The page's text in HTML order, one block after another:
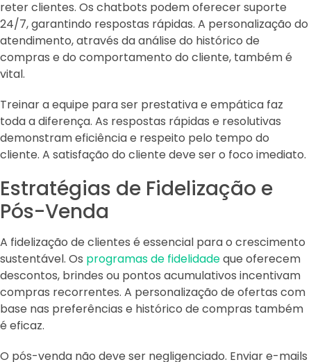
reter clientes. Os chatbots podem oferecer suporte
24/7, garantindo respostas rápidas. A personalização do
atendimento, através da análise do histórico de
compras e do comportamento do cliente, também é
vital.
Treinar a equipe para ser prestativa e empática faz
toda a diferença. As respostas rápidas e resolutivas
demonstram eficiência e respeito pelo tempo do
cliente. A satisfação do cliente deve ser o foco imediato.
Estratégias de Fidelização e
Pós-Venda
A fidelização de clientes é essencial para o crescimento
sustentável. Os programas de fidelidadeque oferecem
descontos, brindes ou pontos acumulativos incentivam
compras recorrentes. A personalização de ofertas com
base nas preferências e histórico de compras também
é eficaz.
O pós-venda não deve ser negligenciado. Enviar e-mails